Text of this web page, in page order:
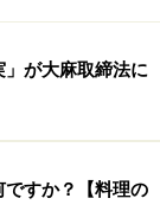
食欲がなくな
つもりが、実
慢性的に食べ
実はがんだと
症状がなくて
が大麻取締法に
すか？【料理の